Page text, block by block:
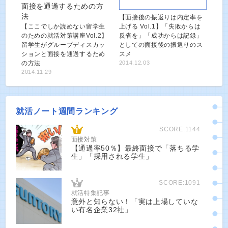
【ここでしか読めない留学生
のための就活対策講座Vol.2】
留学生がグループディスカッ
ションと面接を通過するため
の方法
2014.11.29
【面接後の振返りは内定率を
上げる Vol.1】「失敗からは
反省を」「成功からは記録」
としての面接後の振返りのス
スメ
2014.12.03
就活ノート週間ランキング
SCORE:1144
面接対策
【通過率50％】最終面接で「落ちる学
生」「採用される学生」
SCORE:1091
就活特集記事
意外と知らない！「実は上場していな
い有名企業32社」